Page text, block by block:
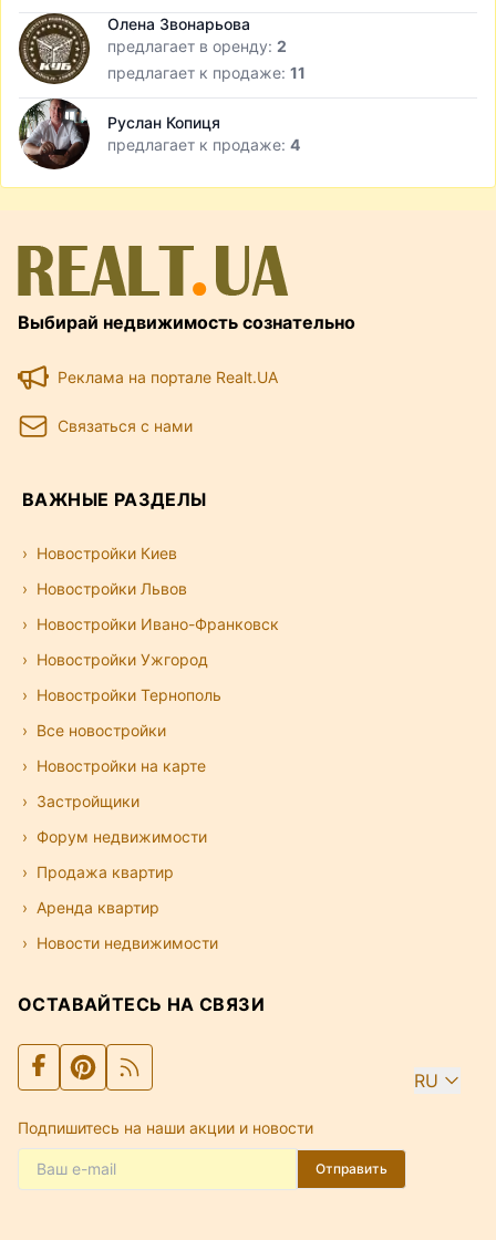
Олена Звонарьова
предлагает в оренду: 2
предлагает к продаже: 11
Руслан Копиця
предлагает к продаже: 4
Выбирай недвижимость сознательно
Реклама на портале Realt.UA
Связаться с нами
ВАЖНЫЕ РАЗДЕЛЫ
Новостройки Киев
Новостройки Львов
Новостройки Ивано-Франковск
Новостройки Ужгород
Новостройки Тернополь
Все новостройки
Новостройки на карте
Застройщики
Форум недвижимости
Продажа квартир
Аренда квартир
Новости недвижимости
ОСТАВАЙТЕСЬ НА СВЯЗИ
RU
Подпишитесь на наши акции и новости
Отправить